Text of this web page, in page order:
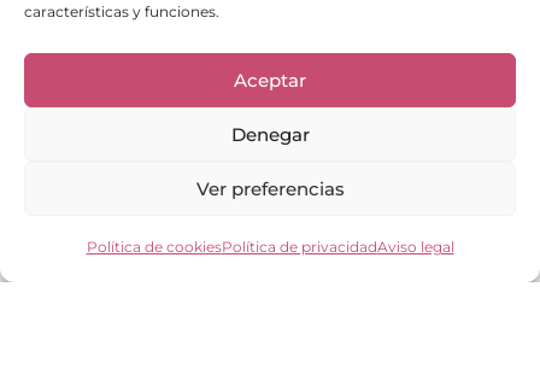
características y funciones.
Aceptar
Denegar
Ver preferencias
Política de cookiesPolítica de privacidadAviso legal
Enlaces de interés
Bienvenid@
Cuidados del calzado
Cuidados del bolso
Contacto
Mi cuenta
Preguntas frecuentes